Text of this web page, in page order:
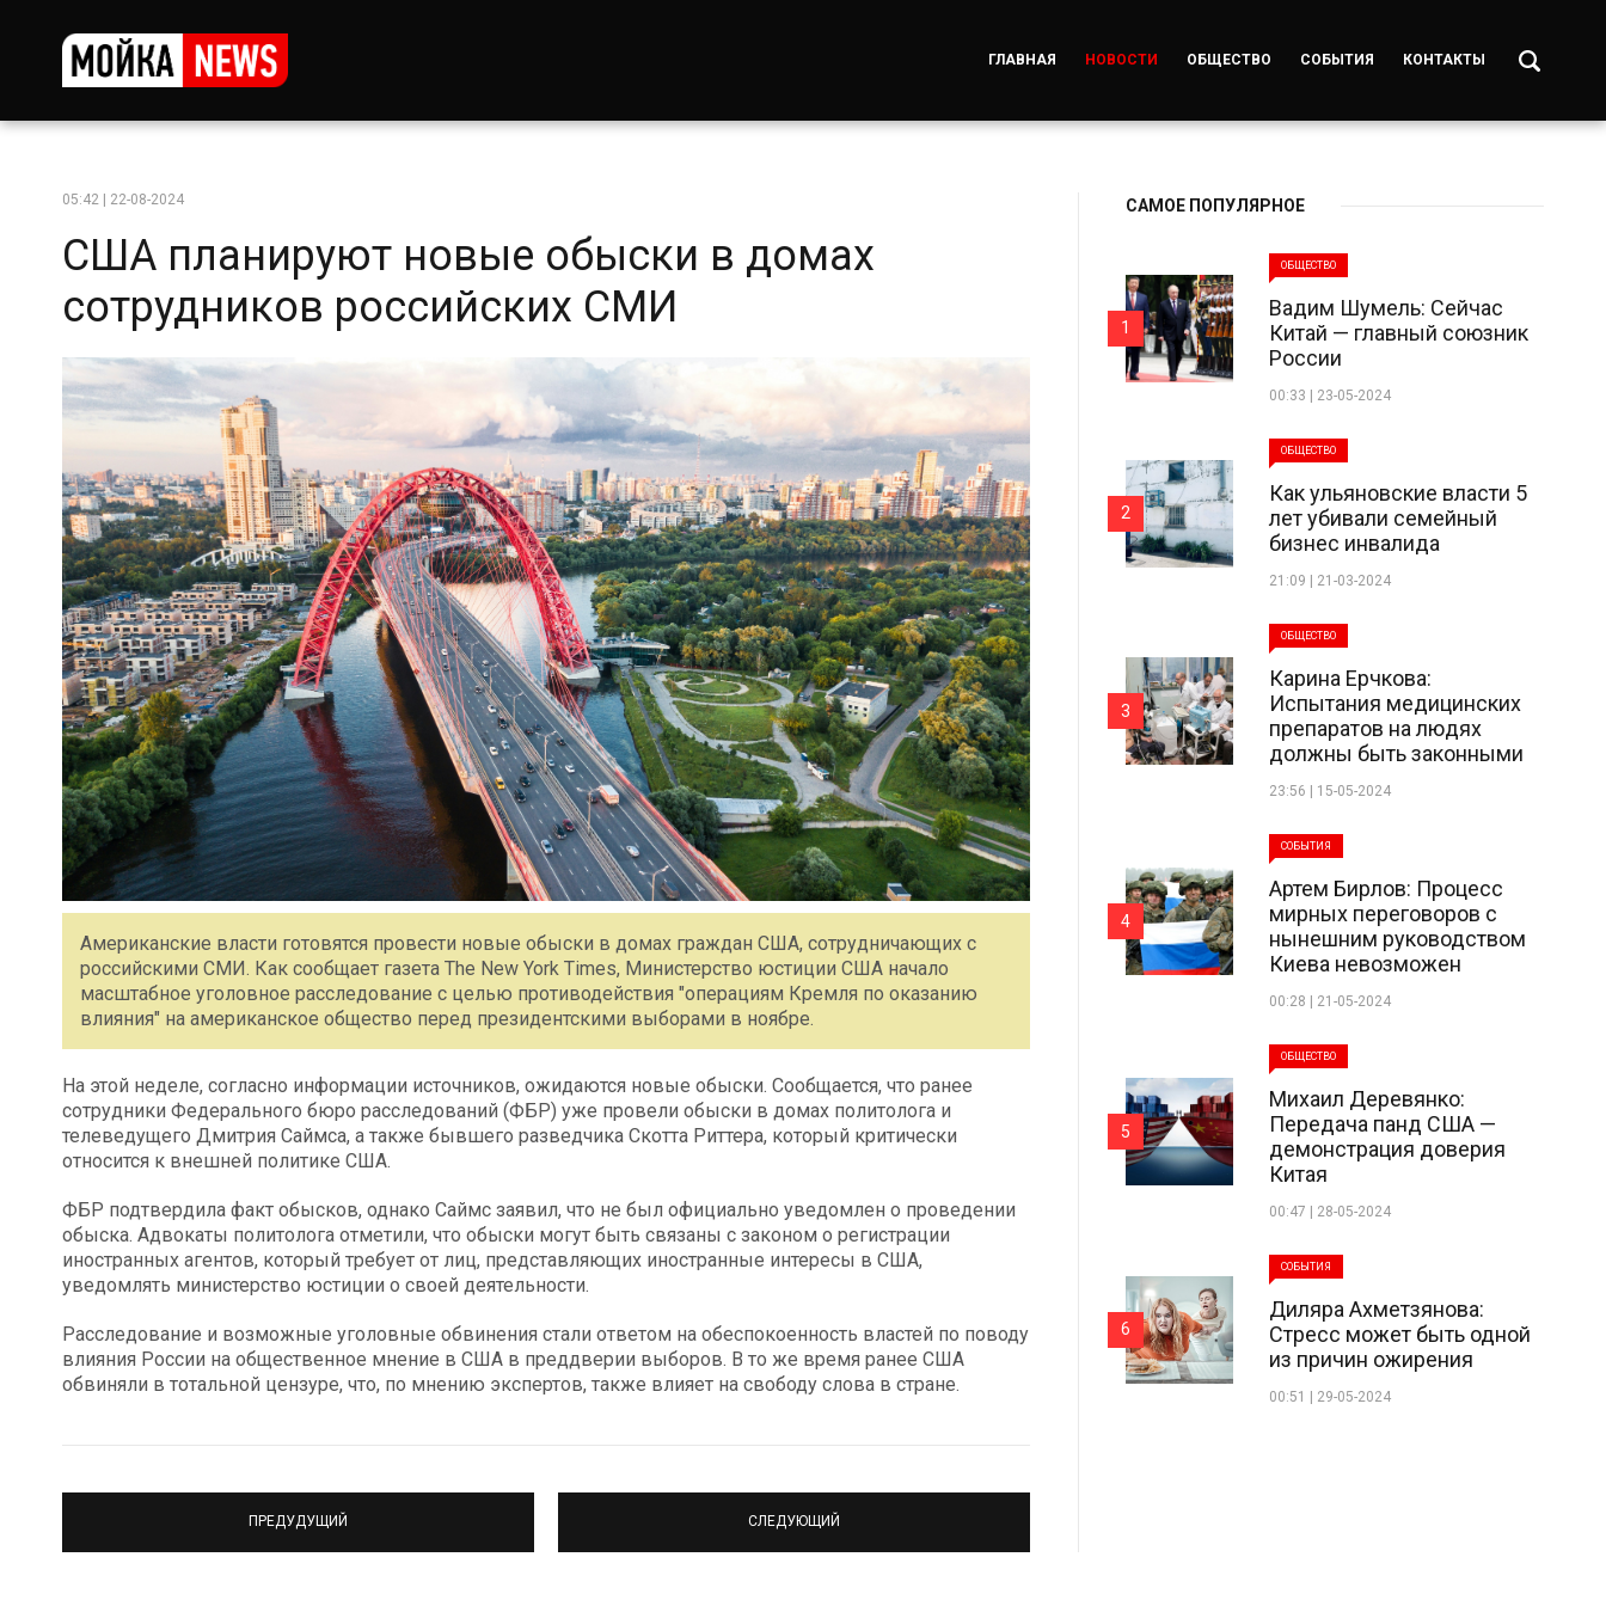
ГЛАВНАЯ НОВОСТИ ОБЩЕСТВО СОБЫТИЯ КОНТАКТЫ
05:42 | 22-08-2024
США планируют новые обыски в домах
сотрудников российских СМИ
Американские власти готовятся провести новые обыски в домах граждан США, сотрудничающих с
российскими СМИ. Как сообщает газета The New York Times, Министерство юстиции США начало
масштабное уголовное расследование с целью противодействия "операциям Кремля по оказанию
влияния" на американское общество перед президентскими выборами в ноябре.
На этой неделе, согласно информации источников, ожидаются новые обыски. Сообщается, что ранее
сотрудники Федерального бюро расследований (ФБР) уже провели обыски в домах политолога и
телеведущего Дмитрия Саймса, а также бывшего разведчика Скотта Риттера, который критически
относится к внешней политике США.
ФБР подтвердила факт обысков, однако Саймс заявил, что не был официально уведомлен о проведении
обыска. Адвокаты политолога отметили, что обыски могут быть связаны с законом о регистрации
иностранных агентов, который требует от лиц, представляющих иностранные интересы в США,
уведомлять министерство юстиции о своей деятельности.
Расследование и возможные уголовные обвинения стали ответом на обеспокоенность властей по поводу
влияния России на общественное мнение в США в преддверии выборов. В то же время ранее США
обвиняли в тотальной цензуре, что, по мнению экспертов, также влияет на свободу слова в стране.
ПРЕДУДУЩИЙ СЛЕДУЮЩИЙ
САМОЕ ПОПУЛЯРНОЕ
ОБЩЕСТВО
Вадим Шумель: Сейчас
Китай — главный союзник
России
00:33 | 23-05-2024
1
ОБЩЕСТВО
Как ульяновские власти 5
лет убивали семейный
бизнес инвалида
21:09 | 21-03-2024
2
ОБЩЕСТВО
Карина Ерчкова:
Испытания медицинских
препаратов на людях
должны быть законными
23:56 | 15-05-2024
3
СОБЫТИЯ
Артем Бирлов: Процесс
мирных переговоров с
нынешним руководством
Киева невозможен
00:28 | 21-05-2024
4
ОБЩЕСТВО
Михаил Деревянко:
Передача панд США —
демонстрация доверия
Китая
00:47 | 28-05-2024
5
СОБЫТИЯ
Диляра Ахметзянова:
Стресс может быть одной
из причин ожирения
00:51 | 29-05-2024
6